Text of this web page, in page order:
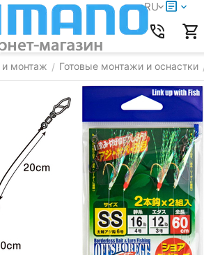
RU
и монтаж / Готовые монтажи и оснастки